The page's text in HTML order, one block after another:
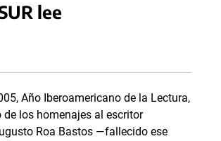
lee
Año Iberoamericano de la Lectura,
de los homenajes al escritor
Roa Bastos —fallecido ese